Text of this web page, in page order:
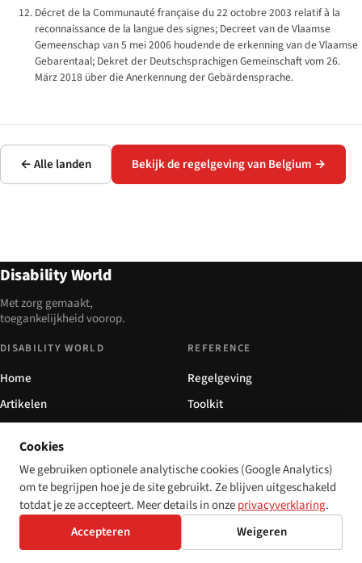
Décret de la Communauté française du 22 octobre 2003 relatif à la
reconnaissance de la langue des signes; Decreet van de Vlaamse
Gemeenschap van 5 mei 2006 houdende de erkenning van de Vlaamse
Gebarentaal; Dekret der Deutschsprachigen Gemeinschaft vom 26.
März 2018 über die Anerkennung der Gebärdensprache.
← Alle landen Bekijk de regelgeving van Belgium →
Disability World
Met zorg gemaakt,
toegankelijkheid voorop.
DISABILITY WORLD
Home
Artikelen
Contact
Privacy
REFERENCE
Regelgeving
Toolkit
Glossary
AUDIENCES
For developers
COMMUNITY
Trainings
Cookies
We gebruiken optionele analytische cookies (Google Analytics)
om te begrijpen hoe je de site gebruikt. Ze blijven uitgeschakeld
totdat je ze accepteert. Meer details in onzeprivacyverklaring.
Accepteren
Weigeren